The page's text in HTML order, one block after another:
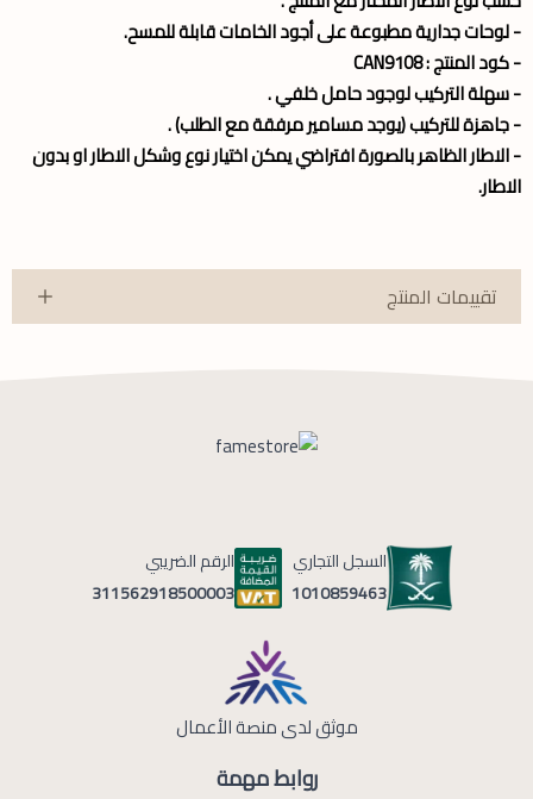
- لوحات جدارية مطبوعة على أجود الخامات قابلة للمسح.
- كود المنتج : CAN9108
- سهلة التركيب لوجود حامل خلفي .
- جاهزة للتركيب (يوجد مسامير مرفقة مع الطلب) .
- الاطار الظاهر بالصورة افتراضي يمكن اختيار نوع وشكل الاطار او بدون
الاطار.
تقييمات المنتج
روابط مهمة
السجل التجاري
1010859463
الرقم الضريبي
311562918500003
موثق لدى منصة الأعمال